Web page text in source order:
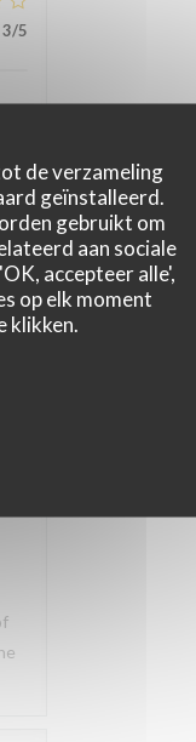
de verzameling
geïnstalleerd.
gebruikt om
aan sociale
accepteer alle',
op elk moment
3/5